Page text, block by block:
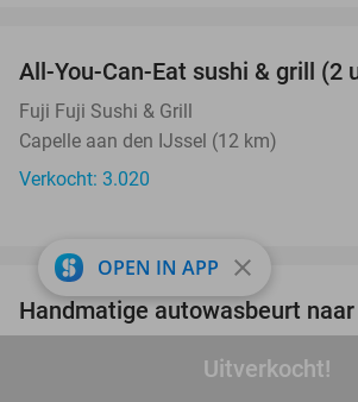
Uitverkocht!
All-You-Can-Eat sushi & grill (2
Fuji Fuji Sushi & Grill
Capelle aan den IJssel (12 km)
Verkocht: 3.020
Handmatige autowasbeurt
OPEN IN APP close